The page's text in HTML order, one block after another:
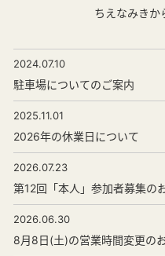
ちえなみきか
2024.07.10
駐車場についてのご案内
2025.11.01
2026年の休業日について
2026.07.23
第12回「本人」参加者募集の
2026.06.30
8月8日(土)の営業時間変更の